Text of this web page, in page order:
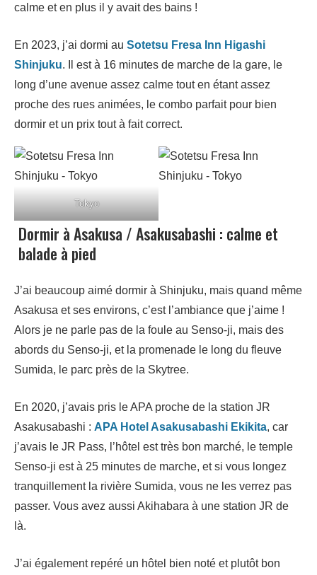
calme et en plus il y avait des bains !
En 2023, j’ai dormi au Sotetsu Fresa Inn Higashi
Shinjuku. Il est à 16 minutes de marche de la gare, le
long d’une avenue assez calme tout en étant assez
proche des rues animées, le combo parfait pour bien
dormir et un prix tout à fait correct.
Tokyo
Dormir à Asakusa / Asakusabashi : calme et
balade à pied
J’ai beaucoup aimé dormir à Shinjuku, mais quand même
Asakusa et ses environs, c’est l’ambiance que j’aime !
Alors je ne parle pas de la foule au Senso-ji, mais des
abords du Senso-ji, et la promenade le long du fleuve
Sumida, le parc près de la Skytree.
En 2020, j’avais pris le APA proche de la station JR
Asakusabashi : APA Hotel Asakusabashi Ekikita, car
j’avais le JR Pass, l’hôtel est très bon marché, le temple
Senso-ji est à 25 minutes de marche, et si vous longez
tranquillement la rivière Sumida, vous ne les verrez pas
passer. Vous avez aussi Akihabara à une station JR de
là.
J’ai également repéré un hôtel bien noté et plutôt bon